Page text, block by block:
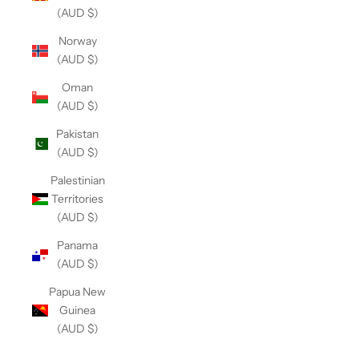
(AUD $)
Norway
(AUD $)
Oman
(AUD $)
Pakistan
(AUD $)
Palestinian
Territories
(AUD $)
Panama
(AUD $)
Papua New
Guinea
(AUD $)